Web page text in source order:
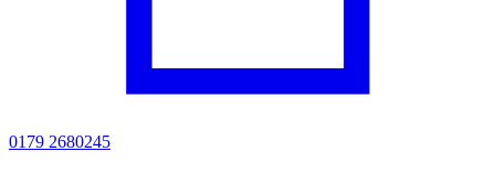
0179 2680245